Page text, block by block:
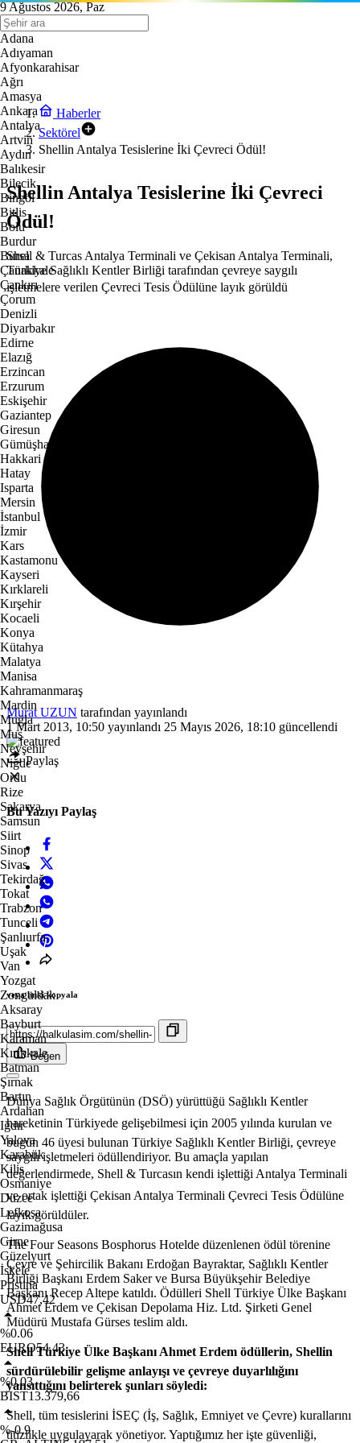
9 Ağustos 2026, Paz
Adana
Adıyaman
Afyonkarahisar
Ağrı
Amasya
Ankara
Antalya
Artvin
Aydın
Balıkesir
Bilecik
Bingöl
Bitlis
Bolu
Burdur
Bursa
Çanakkale
Çankırı
Çorum
Denizli
Diyarbakır
Edirne
Elazığ
Erzincan
Erzurum
Eskişehir
Gaziantep
Giresun
Gümüşhane
Hakkari
Hatay
Isparta
Mersin
İstanbul
İzmir
Kars
Kastamonu
Kayseri
Kırklareli
Kırşehir
Kocaeli
Konya
Kütahya
Malatya
Manisa
Kahramanmaraş
Mardin
Muğla
Muş
Nevşehir
Niğde
Ordu
Rize
Sakarya
Samsun
Siirt
Sinop
Sivas
Tekirdağ
Tokat
Trabzon
Tunceli
Şanlıurfa
Uşak
Van
Yozgat
Zonguldak
Aksaray
Bayburt
Karaman
Kırıkkale
Batman
Şırnak
Bartın
Ardahan
Iğdır
Yalova
Karabük
Kilis
Osmaniye
Düzce
Lefkoşa
Gazimağusa
Girne
Güzelyurt
İskele
Pristina
USD47,42
%0.06
EURO54,43
%0.03
BIST13.379,66
%-0.9
Haberler
Sektörel
Shellin Antalya Tesislerine İki Çevreci Ödül!
Shellin Antalya Tesislerine İki Çevreci
Ödül!
Shell & Turcas Antalya Terminali ve Çekisan Antalya Terminali,
Türkiye Sağlıklı Kentler Birliği tarafından çevreye saygılı
işletmelere verilen Çevreci Tesis Ödülüne layık görüldü
Murat UZUN tarafından yayınlandı
1 Mart 2013, 10:50 yayınlandı 25 Mayıs 2026, 18:10 güncellendi
Paylaş
Bu Yazıyı Paylaş
veya linki kopyala
Beğen
Dünya Sağlık Örgütünün (DSÖ) yürüttüğü Sağlıklı Kentler
hareketinin Türkiyede gelişebilmesi için 2005 yılında kurulan ve
bugün 46 üyesi bulunan Türkiye Sağlıklı Kentler Birliği, çevreye
saygılı işletmeleri ödüllendiriyor. Bu amaçla yapılan
değerlendirmede, Shell & Turcasın kendi işlettiği Antalya Terminali
ve ortak işlettiği Çekisan Antalya Terminali Çevreci Tesis Ödülüne
layık görüldüler.
The Four Seasons Bosphorus Hotelde düzenlenen ödül törenine
Çevre ve Şehircilik Bakanı Erdoğan Bayraktar, Sağlıklı Kentler
Birliği Başkanı Erdem Saker ve Bursa Büyükşehir Belediye
Başkanı Recep Altepe katıldı. Ödülleri Shell Türkiye Ülke Başkanı
Ahmet Erdem ve Çekisan Depolama Hiz. Ltd. Şirketi Genel
Müdürü Mustafa Gürses teslim aldı.
Shell Türkiye Ülke Başkanı Ahmet Erdem ödüllerin, Shellin
sürdürülebilir gelişme anlayışı ve çevreye duyarlılığını
yansıttığını belirterek şunları söyledi:
Shell, tüm tesislerini İSEÇ (İş, Sağlık, Emniyet ve Çevre) kurallarını
titizlikle uygulayarak yönetiyor. Yaptığımız her işte güvenliği,